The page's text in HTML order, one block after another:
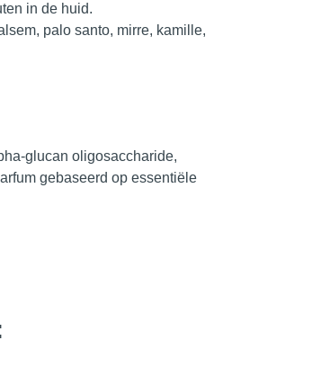
in de huid.
palo santo, mirre, kamille,
glucan oligosaccharide,
gebaseerd op essentiële